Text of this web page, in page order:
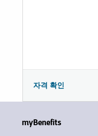
자격 확인
myBenefits